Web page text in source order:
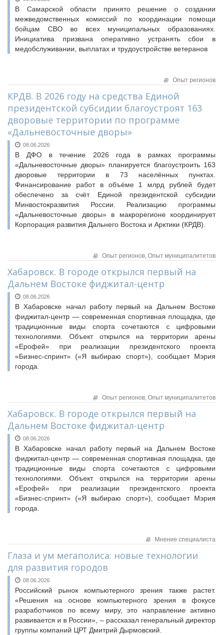
Конкурсы Совета
Семинары Совета
Издания Совета
Вопрос-ответ
НАСЕЛЕНИЕ И МСУ
ТОС
Лучшие практики ТОС
Семинары Совета
Издания Совета
Вопрос-ответ
ВАРМСУ
ЮРИДИЧЕСКИЙ СОВЕТ
В Самарской области принято решение о создании
межведомственных комиссий по координации помощи
бойцам СВО во всех муниципальных образованиях.
Инициатива призвана оперативно устранять сбои в
медобслуживании, выплатах и трудоустройстве ветеранов
Опыт регионов
КРДВ. В 2026 году на средства Единой
президентской субсидии благоустроят 163
дворовые территории по программе
«Дальневосточные дворы»
08.06.2026
В ДФО в течение 2026 года в рамках программы
«Дальневосточные дворы» планируется благоустроить 163
дворовые территории в 73 населённых пунктах.
Финансирование работ в объёме 1 млрд рублей будет
обеспечено за счёт Единой президентской субсидии
Минвостокразвития России. Реализацию программы
«Дальневосточные дворы» в макрорегионе координирует
Корпорация развития Дальнего Востока и Арктики (КРДВ).
Опыт регионов, Опыт муниципалитетов
Хабаровск. В городе открылся первый на
Дальнем Востоке фиджитал-центр
08.06.2026
В Хабаровске начал работу первый на Дальнем Востоке
фиджитал-центр — современная спортивная площадка, где
традиционные виды спорта сочетаются с цифровыми
технологиями. Объект открылся на территории арены
«Ерофей» при реализации президентского проекта
«Бизнес-спринт» («Я выбираю спорт»), сообщает Мэрия
города.
Опыт регионов, Опыт муниципалитетов
Хабаровск. В городе открылся первый на
Дальнем Востоке фиджитал-центр
08.06.2026
В Хабаровске начал работу первый на Дальнем Востоке
фиджитал-центр — современная спортивная площадка, где
традиционные виды спорта сочетаются с цифровыми
технологиями. Объект открылся на территории арены
«Ерофей» при реализации президентского проекта
«Бизнес-спринт» («Я выбираю спорт»), сообщает Мэрия
города.
Мнение специалиста
Глаза и ум мегаполиса: новые технологии
для развития городов
08.06.2026
Российский рынок компьютерного зрения также растет.
«Решения на основе компьютерного зрения в фокусе
разработчиков по всему миру, это направление активно
развивается и в России», – рассказал генеральный директор
группы компаний ЦРТ Дмитрий Дырмовский.